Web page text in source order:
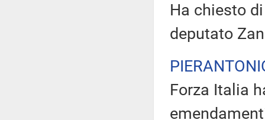
Ha chiesto
deputato
Forza Italia